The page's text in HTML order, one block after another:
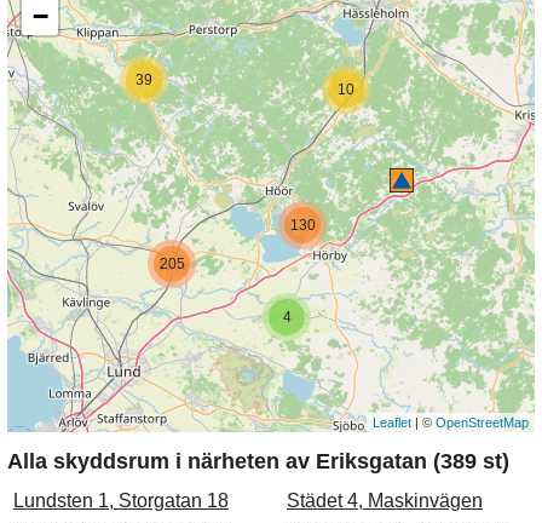
39
4
205
10
130
−
Leaflet | © OpenStreetMap
Alla skyddsrum i närheten av Eriksgatan (389 st)
Lundsten 1, Storgatan 18
Städet 4, Maskinvägen